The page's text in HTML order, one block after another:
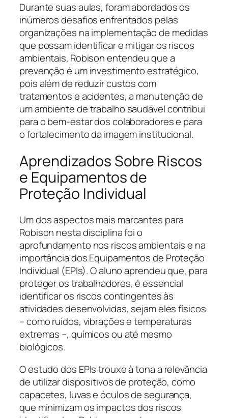
Durante suas aulas, foram abordados os
inúmeros desafios enfrentados pelas
organizações na implementação de medidas
que possam identificar e mitigar os riscos
ambientais. Robison entendeu que a
prevenção é um investimento estratégico,
pois além de reduzir custos com
tratamentos e acidentes, a manutenção de
um ambiente de trabalho saudável contribui
para o bem-estar dos colaboradores e para
o fortalecimento da imagem institucional.
Aprendizados Sobre Riscos
e Equipamentos de
Proteção Individual
Um dos aspectos mais marcantes para
Robison nesta disciplina foi o
aprofundamento nos riscos ambientais e na
importância dos Equipamentos de Proteção
Individual (EPIs). O aluno aprendeu que, para
proteger os trabalhadores, é essencial
identificar os riscos contingentes às
atividades desenvolvidas, sejam eles físicos
– como ruídos, vibrações e temperaturas
extremas –, químicos ou até mesmo
biológicos.
O estudo dos EPIs trouxe à tona a relevância
de utilizar dispositivos de proteção, como
capacetes, luvas e óculos de segurança,
que minimizam os impactos dos riscos